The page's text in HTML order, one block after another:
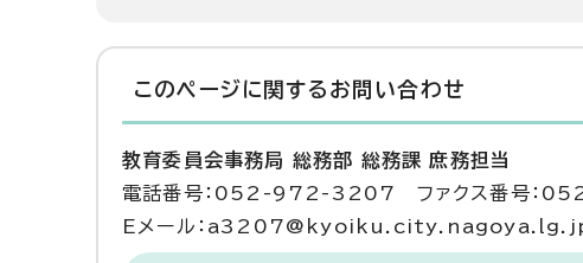
このページに関する お問い合わせ
教育委員会事務局 総務部 総務課 庶務担当
電話番号：052-972-3207 ファクス番号：
Eメール：